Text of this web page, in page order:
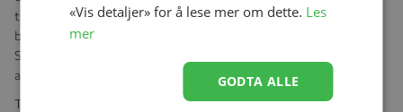
til et 5-punkts polstret sikkerhetsbeltesystem og en stor
beskyttende nakkestøtte, omslutter Thule Impact Protection
System barnet ditt i et sikkert, beskyttende lag som beskytter fra
alle vinkler, og sikrer at hver biltur er så trygg som den kan være.
Thule Elm bruker samme EasyDock-teknologi som barnestolene
«Vis detaljer» for å lese mer om dette. Les
mer
GODTA ALLE